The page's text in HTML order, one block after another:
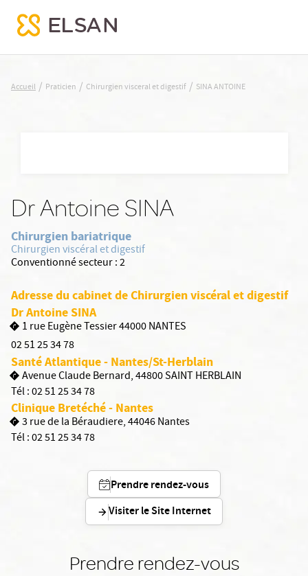
SINA ANTOINE
Accueil / Praticien / Chirurgien visceral et digestif / SINA ANTOINE
Dr Antoine SINA
Chirurgien bariatrique
Chirurgien viscéral et digestif
Conventionné secteur :2
Adresse du cabinet de Chirurgien viscéral et digestif
Dr Antoine SINA
1 rue Eugène Tessier 44000 NANTES
02 51 25 34 78
Santé Atlantique - Nantes/St-Herblain
Avenue Claude Bernard, 44800 SAINT HERBLAIN
Tél :02 51 25 34 78
Clinique Bretéché - Nantes
3 rue de la Béraudiere, 44046 Nantes
Tél :02 51 25 34 78
Prendre rendez-vous
Visiter le Site Internet
Prendre rendez-vous